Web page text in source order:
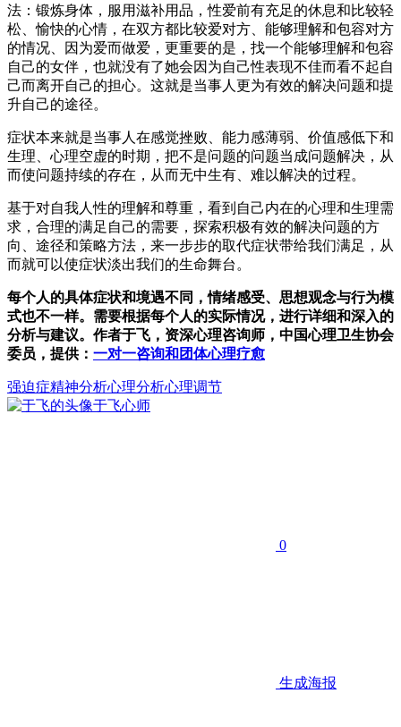
法：锻炼身体，服用滋补用品，性爱前有充足的休息和比较轻
松、愉快的心情，在双方都比较爱对方、能够理解和包容对方
的情况、因为爱而做爱，更重要的是，找一个能够理解和包容
自己的女伴，也就没有了她会因为自己性表现不佳而看不起自
己而离开自己的担心。这就是当事人更为有效的解决问题和提
升自己的途径。
症状本来就是当事人在感觉挫败、能力感薄弱、价值感低下和
生理、心理空虚的时期，把不是问题的问题当成问题解决，从
而使问题持续的存在，从而无中生有、难以解决的过程。
基于对自我人性的理解和尊重，看到自己内在的心理和生理需
求，合理的满足自己的需要，探索积极有效的解决问题的方
向、途径和策略方法，来一步步的取代症状带给我们满足，从
而就可以使症状淡出我们的生命舞台。
每个人的具体症状和境遇不同，情绪感受、思想观念与行为模
式也不一样。需要根据每个人的实际情况，进行详细和深入的
分析与建议。作者于飞，资深心理咨询师，中国心理卫生协会
委员，提供： 一对一咨询和团体心理疗愈
强迫症精神分析心理分析心理调节
于飞心师
0
生成海报